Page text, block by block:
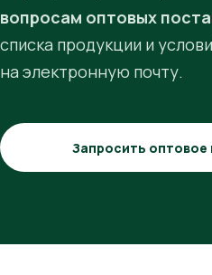
вопросам оптовых
списка продукции и
на электронную почту.
Запросить